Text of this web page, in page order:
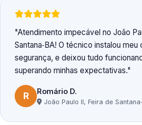
Atendimento impecável no João
Santana‑BA! O técnico instalou
segurança, e deixou tudo
superando minhas expectativas.
R Romário D.
João Paulo II, Feira de